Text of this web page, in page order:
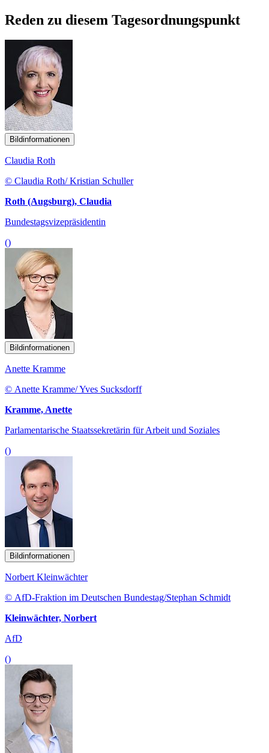
Reden zu diesem Tagesordnungspunkt
Bildinformationen
Claudia Roth
© Claudia Roth/ Kristian Schuller
Roth (Augsburg), Claudia
Bundestagsvizepräsidentin
()
Bildinformationen
Anette Kramme
© Anette Kramme/ Yves Sucksdorff
Kramme, Anette
Parlamentarische Staatssekretärin für Arbeit und Soziales
()
Bildinformationen
Norbert Kleinwächter
© AfD-Fraktion im Deutschen Bundestag/Stephan Schmidt
Kleinwächter, Norbert
AfD
()